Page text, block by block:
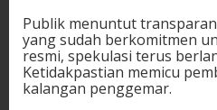
Publik menuntut
yang sudah berkomitmen
resmi, spekulasi terus
Ketidakpastian memicu
kalangan penggemar.